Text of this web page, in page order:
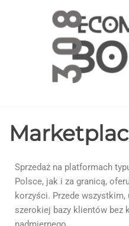
Sprzedaż na platformach
Polsce, jak i za granicą,
korzyści. Przede
szerokiej bazy klientów bez